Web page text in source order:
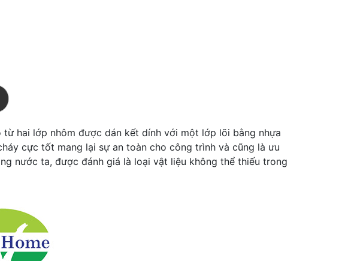
hai lớp nhôm được dán kết dính với một lớp lõi bằng nhựa
cực tốt mang lại sự an toàn cho công trình và cũng là ưu
nước ta, được đánh giá là loại vật liệu không thể thiếu trong